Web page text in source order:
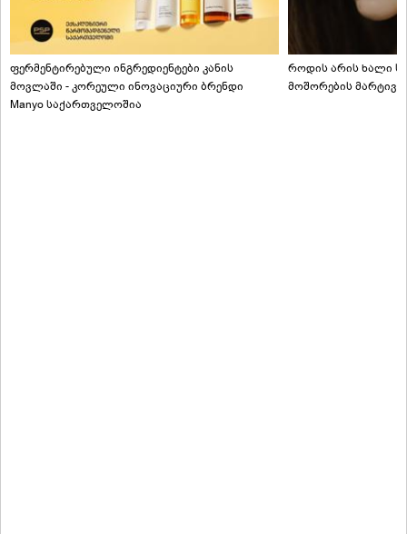
ფერმენტირებული ინგრედიენტები კანის
მოვლაში - კორეული ინოვაციური ბრენდი
Manyo საქართველოშია
როდის არის ხალი
მოშორების